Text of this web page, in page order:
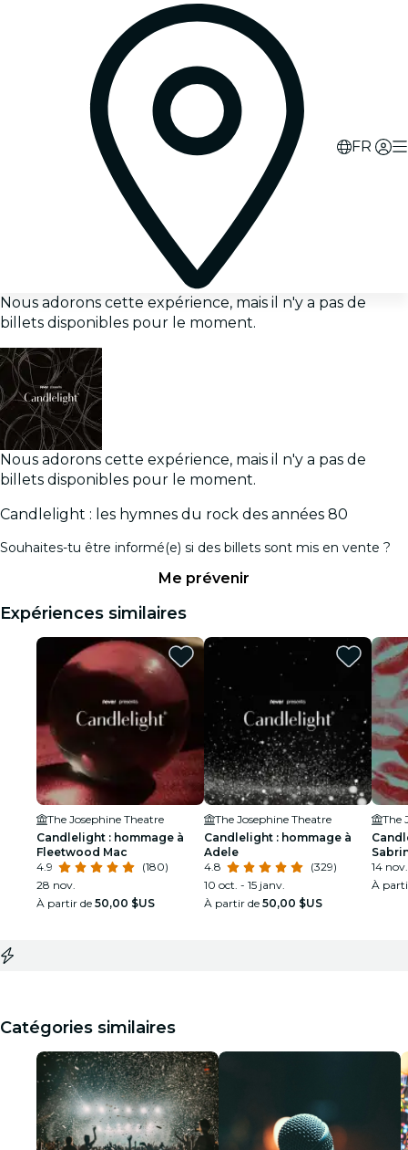
FR
Nous adorons cette expérience, mais il n'y a pas de
billets disponibles pour le moment.
Nous adorons cette expérience, mais il n'y a pas de
billets disponibles pour le moment.
Candlelight : les hymnes du rock des années 80
Souhaites-tu être informé(e) si des billets sont mis en vente ?
Me prévenir
Expériences similaires
The Josephine Theatre
Candlelight : hommage à
Fleetwood Mac
4.9
(180)
28 nov.
À partir de 50,00 $US
The Josephine Theatre
Candlelight : hommage à
Adele
4.8
(329)
10 oct. - 15 janv.
À partir de 50,00 $US
The
14 nov.
À
Catégories similaires